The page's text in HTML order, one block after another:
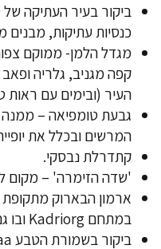
ביקור בעיר העתיקה של
כנסיות עתיקות, מבנים
מגדל הלמן- ממוקם
קפה מגניב, גלריה
העיר (ובימים עם ראות
גבעת טומפיאה –
המרשים ובכלל את
קתדרלת נבסקי.
'שדה הזימרה' – מקום
ארמון הבארוק
במתחם Kadriorg ובו גם פארק יפהפה.